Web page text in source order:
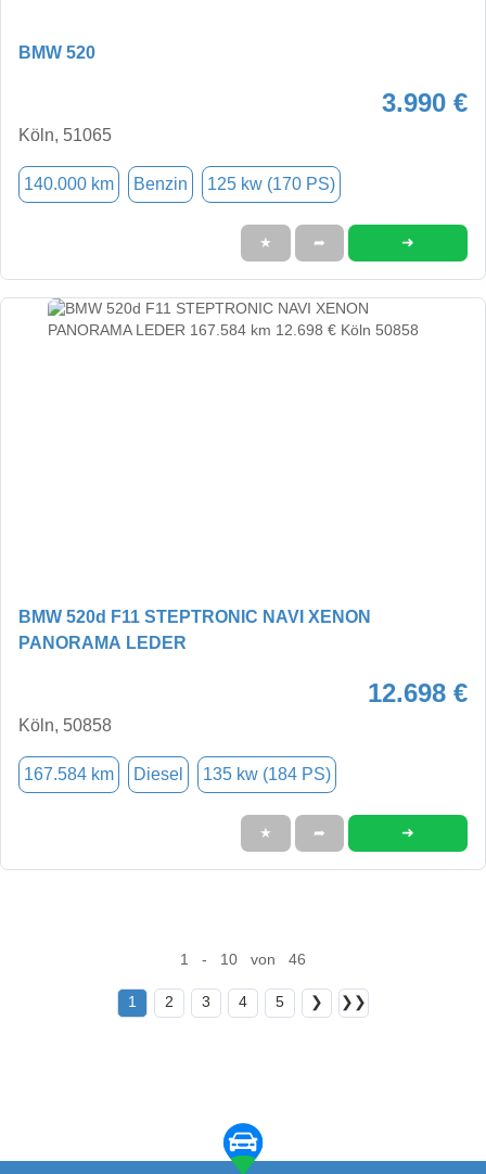
BMW 520
3.990 €
Köln, 51065
140.000 km Benzin 125 kw (170 PS)
★ ➦ ➜
BMW 520d F11 STEPTRONIC NAVI XENON
PANORAMA LEDER
12.698 €
Köln, 50858
167.584 km Diesel 135 kw (184 PS)
★ ➦ ➜
1 - 10 von 46
1 2 3 4 5 ❯ ❯❯